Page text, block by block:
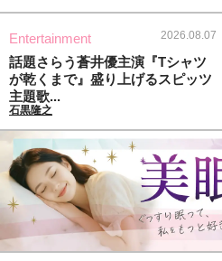
Entertainment 2026.08.07
話題さらう蒼井優主演『Tシャツ
が乾くまで』盛り上げるスピッツ
主題歌...
石黒隆之